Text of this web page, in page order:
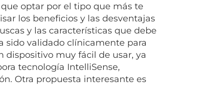
optar por el tipo que más te
los beneficios y las desventajas
y las características que debe
sido validado clínicamente para
dispositivo muy fácil de usar, ya
tecnología IntelliSense,
Otra propuesta interesante es